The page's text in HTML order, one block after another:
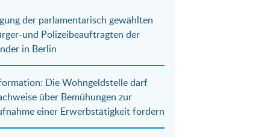
der parlamentarisch gewählten
und Polizeibeauftragten der
in Berlin
Die Wohngeldstelle darf
über Bemühungen zur
einer Erwerbstätigkeit fordern